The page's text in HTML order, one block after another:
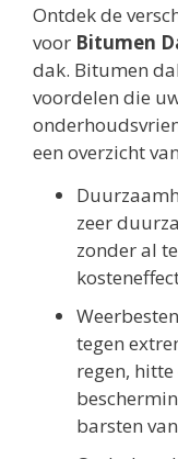
Ontdek de
voor Bitumen
dak. Bitumen
voordelen die
een overzicht
zeer
zonder al
tegen
regen,
barsten